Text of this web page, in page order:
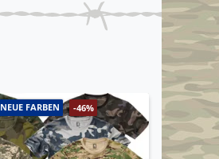
NEUE FARBEN -46%